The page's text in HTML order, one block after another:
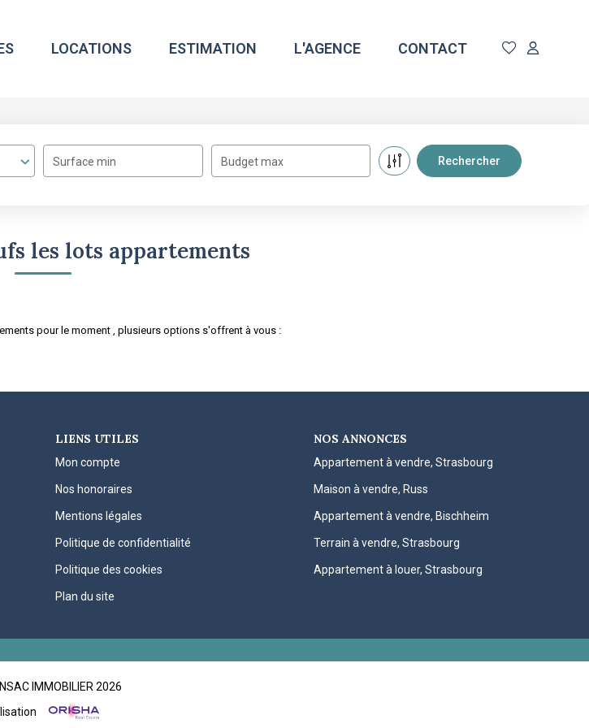
LOCATIONS ESTIMATION L'AGENCE CONTACT
Surface min Budget max
les lots appartements
pour le moment , plusieurs options s'offrent à vous :
LIENS UTILES
Mon compte
Nos honoraires
Mentions légales
Politique de confidentialité
Politique des cookies
Plan du site
NOS ANNONCES
Appartement à vendre, Strasbourg
Maison à vendre, Russ
Appartement à vendre, Bischheim
Terrain à vendre, Strasbourg
Appartement à louer, Strasbourg
IMMOBILIER 2026